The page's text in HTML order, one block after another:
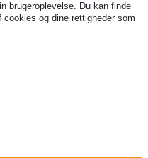
to deliveries to the UK!
brugeroplevelse. Du kan finde
og dine rettigheder som